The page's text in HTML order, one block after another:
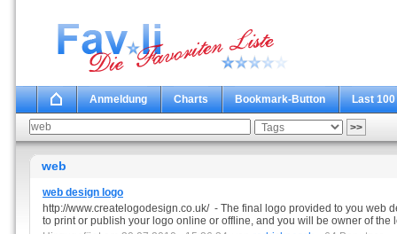
Anmeldung Charts Bookmark-Button Last 100
web
web design logo
http://www.createlogodesign.co.uk/ - The final logo provided to you web
to print or publish your logo online or offline, and you will be owner of the